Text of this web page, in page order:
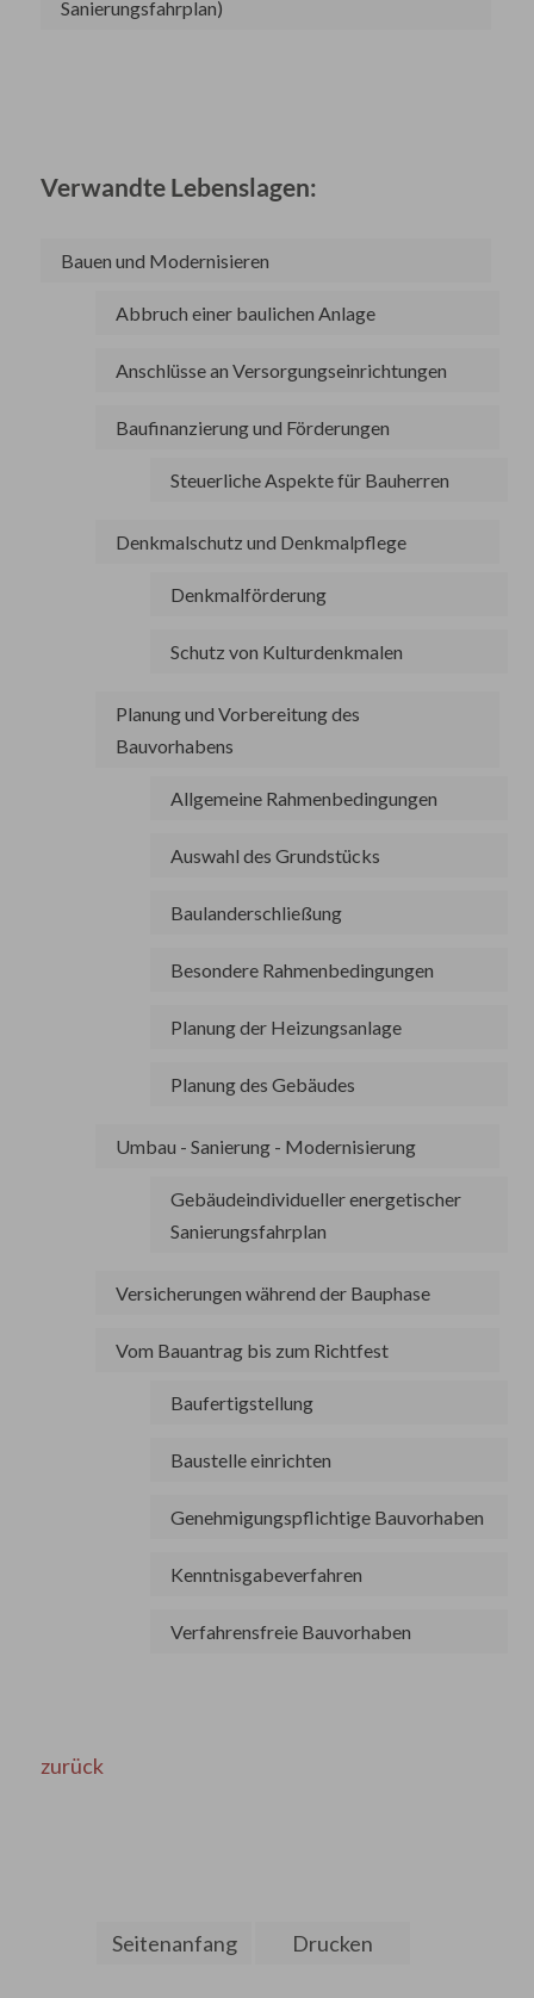
Sanierungsfahrplan)
Verwandte Lebenslagen:
Bauen und Modernisieren
Abbruch einer baulichen Anlage
Anschlüsse an Versorgungseinrichtungen
Baufinanzierung und Förderungen
Steuerliche Aspekte für Bauherren
Denkmalschutz und Denkmalpflege
Denkmalförderung
Schutz von Kulturdenkmalen
Planung und Vorbereitung des
Bauvorhabens
Allgemeine Rahmenbedingungen
Auswahl des Grundstücks
Baulanderschließung
Besondere Rahmenbedingungen
Planung der Heizungsanlage
Planung des Gebäudes
Umbau - Sanierung - Modernisierung
Gebäudeindividueller energetischer
Sanierungsfahrplan
Versicherungen während der Bauphase
Vom Bauantrag bis zum Richtfest
Baufertigstellung
Baustelle einrichten
Genehmigungspflichtige Bauvorhaben
Kenntnisgabeverfahren
Verfahrensfreie Bauvorhaben
zurück
Seitenanfang Drucken